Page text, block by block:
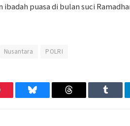
puasa di bulan suci
Nusantara POLRI
Bluesky Threads